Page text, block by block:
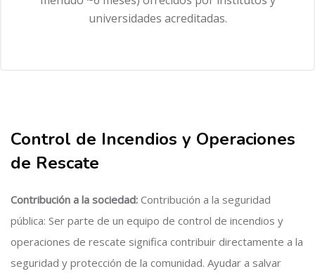
universidades acreditadas.
Salta [Cocoon] About (Text with Image)
Control de Incendios y Operaciones
de Rescate
Contribución a la sociedad: Contribución a la seguridad
pública: Ser parte de un equipo de control de incendios y
operaciones de rescate significa contribuir directamente a la
seguridad y protección de la comunidad. Ayudar a salvar